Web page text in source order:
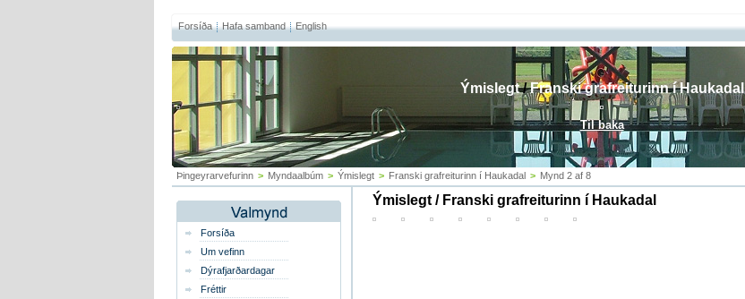
Forsíða Hafa samband English
Þingeyrarvefurinn > Myndaalbúm > Ýmislegt > Franski grafreiturinn í Haukadal > Mynd 2 af 8
Forsíða
Um vefinn
Dýrafjarðardagar
Fréttir
Ýmislegt / Franski grafreiturinn í Haukadal
Ýmislegt/Franski grafreiturinn í Haukadal
Til baka